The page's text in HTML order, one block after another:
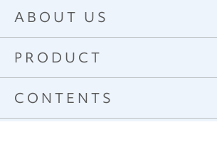
ABOUT US
PRODUCT
CONTENTS